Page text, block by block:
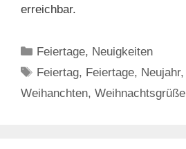
erreichbar.
Kategorien
Feiertage, Neuigkeiten
Schlagwörter
Feiertag, Feiertage, Neujahr,
Weihanchten, Weihnachtsgrüße